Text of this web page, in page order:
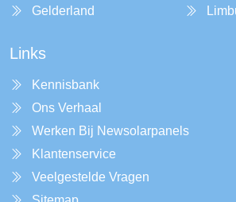
Gelderland
Links
Kennisbank
Ons Verhaal
Werken Bij Newsolarpanels
Klantenservice
Veelgestelde Vragen